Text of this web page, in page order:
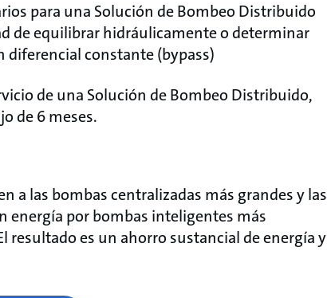
para una Solución de Bombeo Distribuido
de equilibrar hidráulicamente o determinar
diferencial constante (bypass)
de una Solución de Bombeo Distribuido,
de 6 meses.
a las bombas centralizadas más grandes y las
energía por bombas inteligentes más
resultado es un ahorro sustancial de energía y